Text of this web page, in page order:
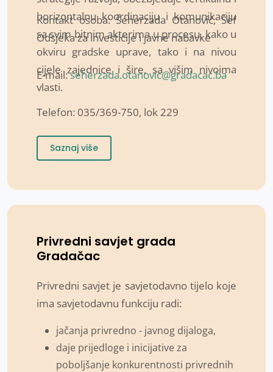
horizontalnu koordinaciju i komunikaciju
sa svim bitnim akterima u procesu, kako u
okviru gradske uprave, tako i na nivou
cijele zajednice i šire, sa višim nivoima
vlasti.
Kontakt osoba: Šeherzada Otanović, Šef
Odsjeka za investicije i javne nabavke
E-mail:seherzada.otanovic@gradacac.ba
Telefon: 035/369-750, lok 229
Saznaj više
Privredni savjet grada
Gradačac
Privredni savjet je savjetodavno tijelo koje
ima savjetodavnu funkciju radi:
jačanja privredno - javnog dijaloga,
daje prijedloge i inicijative za
poboljšanje konkurentnosti privrednih